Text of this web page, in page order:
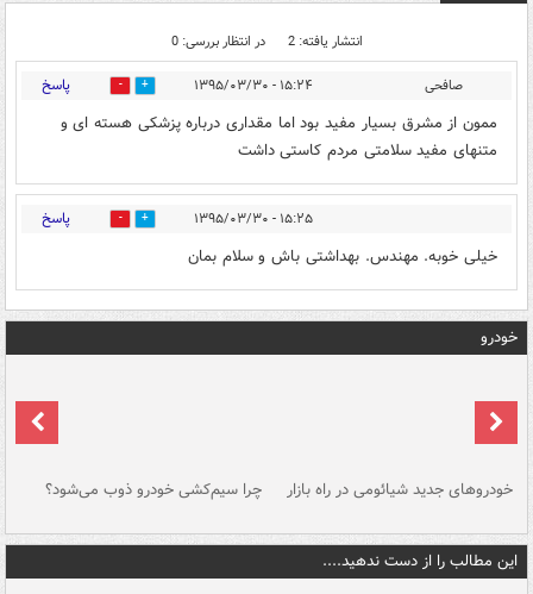
انتشار یافته: 2 در انتظار بررسی: 0
صافحی ۱۵:۲۴ - ۱۳۹۵/۰۳/۳۰ 0 پاسخ
ممون از مشرق بسیار مفید بود اما مقداری درباره پزشکی هسته ای و
متنهای مفید سلامتی مردم کاستی داشت
۱۵:۲۵ - ۱۳۹۵/۰۳/۳۰ 0 پاسخ
خیلی خوبه. مهندس. بهداشتی باش و سلام بمان
خودرو
خودروهای جدید شیائومی در راه بازار چرا سیم‌کشی خودرو ذوب می‌شود؟
این مطالب را از دست ندهید....